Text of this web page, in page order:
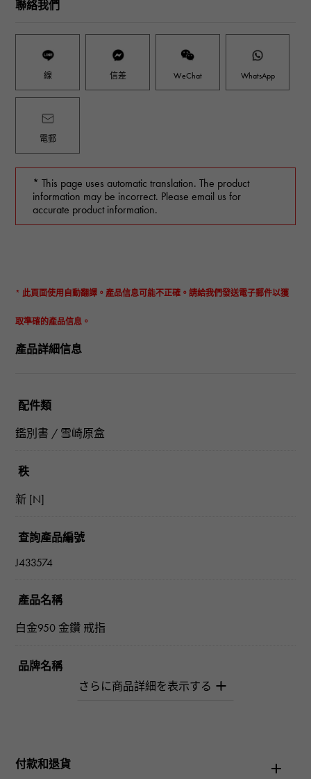
聯絡我們
線 信差 WeChat WhatsApp
電郵
* This page uses automatic translation. The product
information may be incorrect. Please email us for
accurate product information.
* 此頁面使用自動翻譯。產品信息可能不正確。請給我們發送電子郵件以獲
取準確的產品信息。
產品詳細信息
配件類
鑑別書 / 雪崎原盒
秩
新 [N]
查詢產品編號
J433574
產品名稱
白金950 金鑽 戒指
品牌名稱
柚木﨑精選珠寶
男女通用的
付款和退貨